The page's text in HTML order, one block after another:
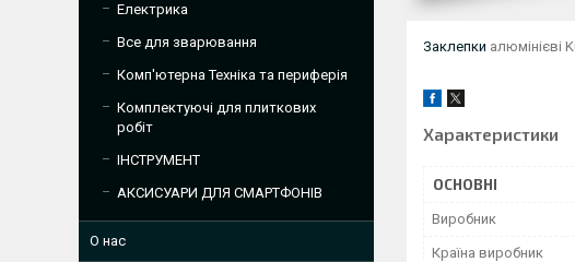
Заклепки алюмінієві
Характеристики
ОСНОВНІ
Виробник
Країна виробник
Електрика
Все для зварювання
Комп'ютерна Техніка та периферія
Комплектуючі для плиткових
робіт
ІНСТРУМЕНТ
АКСИСУАРИ ДЛЯ СМАРТФОНІВ
О нас